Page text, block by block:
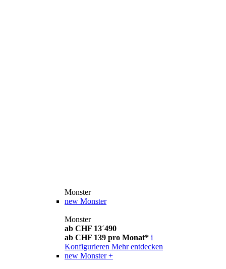
Monster
new Monster
Monster
ab CHF 13´490
ab CHF 139 pro Monat* i
Konfigurieren Mehr entdecken
new Monster +